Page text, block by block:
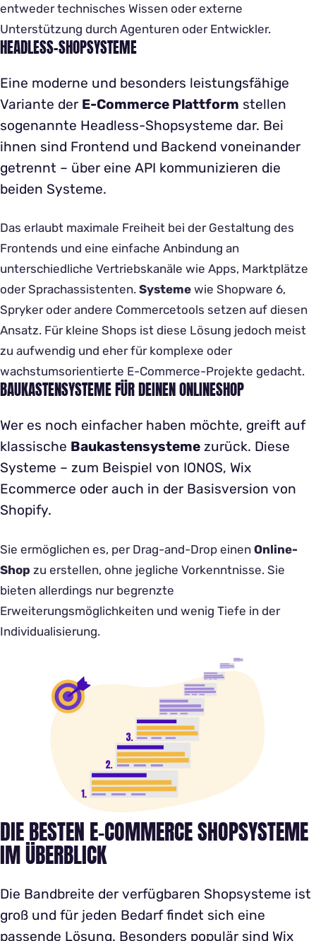
entweder technisches Wissen oder externe
Unterstützung durch Agenturen oder Entwickler.
HEADLESS-SHOPSYSTEME
Eine moderne und besonders leistungsfähige
Variante der E-Commerce Plattform stellen
sogenannte Headless-Shopsysteme dar. Bei
ihnen sind Frontend und Backend voneinander
getrennt – über eine API kommunizieren die
beiden Systeme.
Das erlaubt maximale Freiheit bei der Gestaltung des
Frontends und eine einfache Anbindung an
unterschiedliche Vertriebskanäle wie Apps, Marktplätze
oder Sprachassistenten. Systeme wie Shopware 6,
Spryker oder andere Commercetools setzen auf diesen
Ansatz. Für kleine Shops ist diese Lösung jedoch meist
zu aufwendig und eher für komplexe oder
wachstumsorientierte E-Commerce-Projekte gedacht.
BAUKASTENSYSTEME FÜR DEINEN ONLINESHOP
Wer es noch einfacher haben möchte, greift auf
klassische Baukastensysteme zurück. Diese
Systeme – zum Beispiel von IONOS, Wix
Ecommerce oder auch in der Basisversion von
Shopify.
Sie ermöglichen es, per Drag-and-Drop einen Online-
Shop zu erstellen, ohne jegliche Vorkenntnisse. Sie
bieten allerdings nur begrenzte
Erweiterungsmöglichkeiten und wenig Tiefe in der
Individualisierung.
DIE BESTEN E-COMMERCE SHOPSYSTEME
IM ÜBERBLICK
Die Bandbreite der verfügbaren Shopsysteme ist
groß und für jeden Bedarf findet sich eine
passende Lösung. Besonders populär sind Wix